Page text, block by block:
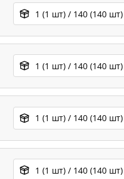
1 (1 шт) / 140 (140 шт)
1 (1 шт) / 140 (140 шт)
1 (1 шт) / 140 (140 шт)
1 (1 шт) / 140 (140 шт)